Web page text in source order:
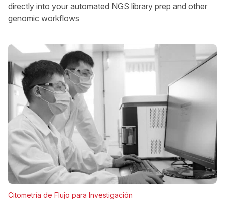
directly into your automated NGS library prep and other
genomic workflows
Citometría de Flujo para Investigación